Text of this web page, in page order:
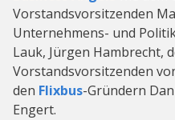
Vorstandsvorsitzenden
Unternehmens- und
Lauk, Jürgen Hambrecht,
Vorstandsvorsitzenden
den Flixbus-Gründern
Engert.